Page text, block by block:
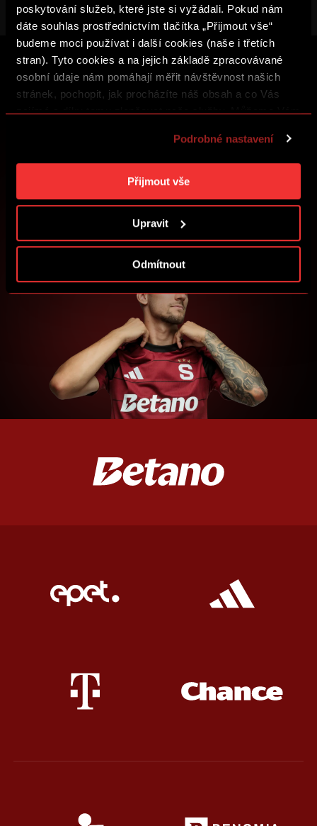
poskytování služeb, které jste si vyžádali. Pokud nám
dáte souhlas prostřednictvím tlačítka „Přijmout vše“
budeme moci používat i další cookies (naše i třetích
stran). Tyto cookies a na jejich základě zpracovávané
osobní údaje nám pomáhají měřit návštěvnost našich
stránek, pochopit, jak procházíte náš obsah a co Vás
zajímá a díky tomu zlepšovat naše služby. Můžeme Vám
reklamu na základě Vašich preferencí. Jednotlivé
cookies a účely zpracování si můžete nastavit v
„Podrobném nastavení“. Nastavení cookies si můžete
kdykoliv změnit. Jak takovou úpravu provést a další
Podrobné nastavení
Přijmout vše
Upravit
Odmítnout
ZALOŽTE SI ÚČET SPARTA iD A UŽ VÁM
NIC NEUNIKNE
Nakupujte vstupenky, získejte přístup k prémiovému
obsahu nebo se zapojte do soutěží o sparťanské ceny.
ZALOŽIT SPARTA iD
PŘIHLÁSIT SE